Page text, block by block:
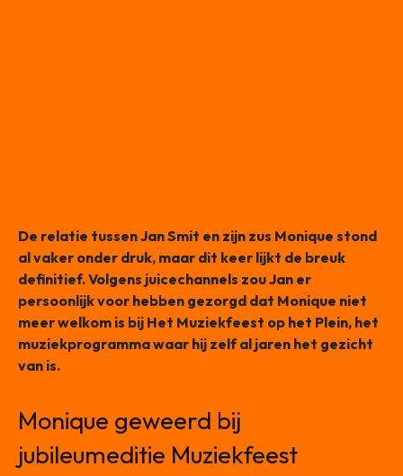
De relatie tussen Jan Smit en zijn zus Monique stond
al vaker onder druk, maar dit keer lijkt de breuk
definitief. Volgens juicechannels zou Jan er
persoonlijk voor hebben gezorgd dat Monique niet
meer welkom is bij Het Muziekfeest op het Plein, het
muziekprogramma waar hij zelf al jaren het gezicht
van is.
Monique geweerd bij
jubileumeditie Muziekfeest